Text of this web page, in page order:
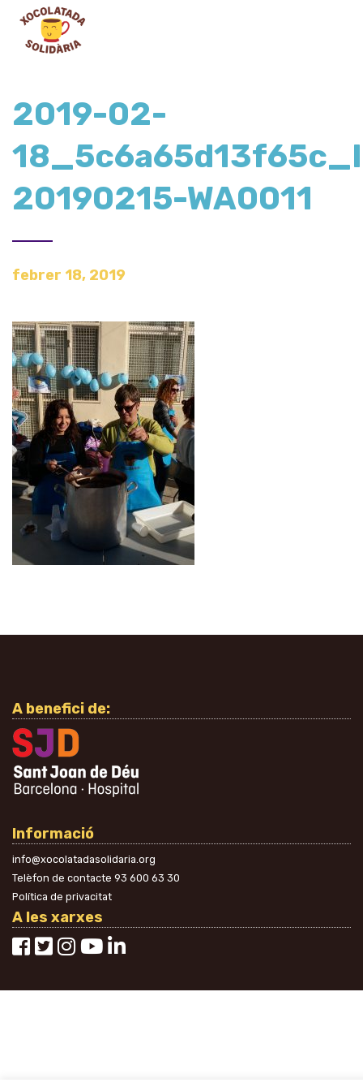
2019-02-
20190215-WA0011
febrer 18, 2019
A benefici de:
Informació
info@xocolatadasolidaria.org
Telèfon de contacte 93 600 63 30
Política de privacitat
A les xarxes